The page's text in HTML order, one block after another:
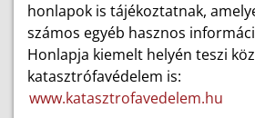
honlapok is tájékoztatnak,
számos egyéb hasznos
Honlapja kiemelt helyén teszi
katasztrófavédelem is:
www.katasztrofavedelem.hu